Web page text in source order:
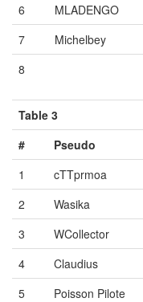
6
MLADENGO
7
Michelbey
8
Table 3
#
Pseudo
1
cTTprmoa
2
Wasika
3
WCollector
4
Claudius
5
Poisson Pilote